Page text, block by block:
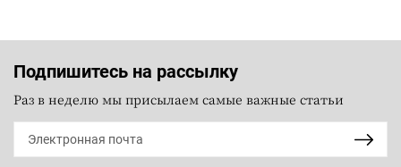
Подпишитесь на рассылку
Раз в неделю мы присылаем самые важные статьи